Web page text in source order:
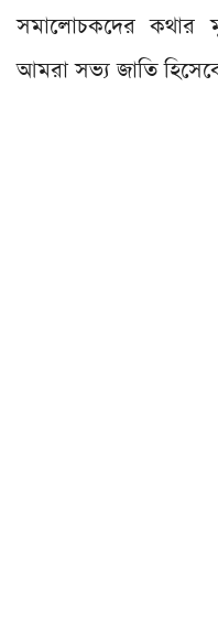
সমালোচকদের কথার
আমরা সভ্য জাতি